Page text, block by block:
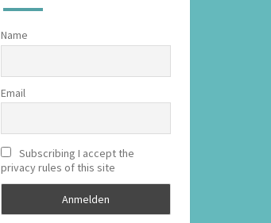
Name
Email
Subscribing I accept the
privacy rules of this site